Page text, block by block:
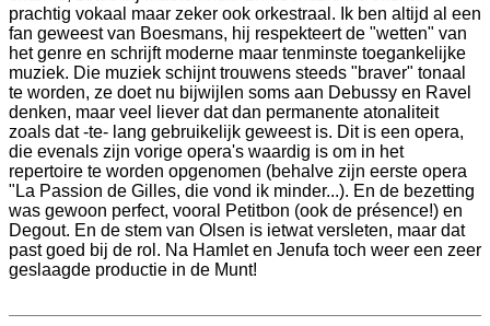
prachtig vokaal maar zeker ook orkestraal. Ik ben altijd al een
fan geweest van Boesmans, hij respekteert de "wetten" van
het genre en schrijft moderne maar tenminste toegankelijke
muziek. Die muziek schijnt trouwens steeds "braver" tonaal
te worden, ze doet nu bijwijlen soms aan Debussy en Ravel
denken, maar veel liever dat dan permanente atonaliteit
zoals dat -te- lang gebruikelijk geweest is. Dit is een opera,
die evenals zijn vorige opera's waardig is om in het
repertoire te worden opgenomen (behalve zijn eerste opera
"La Passion de Gilles, die vond ik minder...). En de bezetting
was gewoon perfect, vooral Petitbon (ook de présence!) en
Degout. En de stem van Olsen is ietwat versleten, maar dat
past goed bij de rol. Na Hamlet en Jenufa toch weer een zeer
geslaagde productie in de Munt!